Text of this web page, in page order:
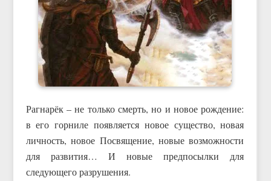
Рагнарёк – не только смерть, но и новое рождение:
в его горниле появляется новое существо, новая
личность, новое Посвящение, новые возможности
для развития… И новые предпосылки для
следующего разрушения.